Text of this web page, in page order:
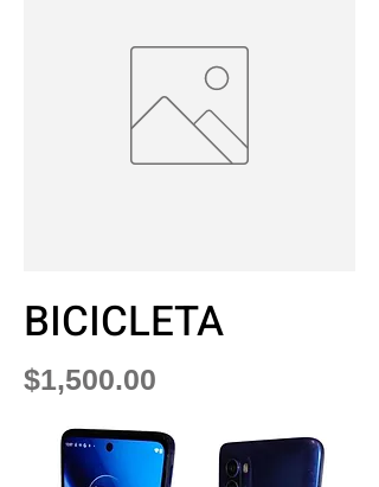
BICICLETA
Precio
$1,500.00